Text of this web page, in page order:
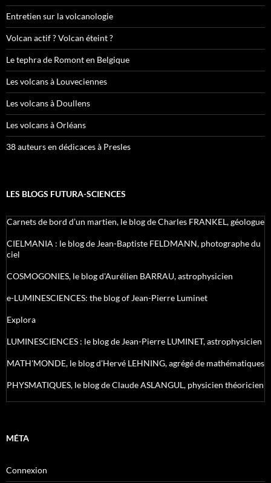
Entretien sur la volcanologie
Volcan actif ? Volcan éteint ?
Le tephra de Romont en Belgique
Les volcans à Louveciennes
Les volcans à Doullens
Les volcans à Orléans
38 auteurs en dédicaces à Presles
LES BLOGS FUTURA-SCIENCES
Carnets de bord d’un martien, le blog de Charles FRANKEL, géologue
CIELMANIA : le blog de Jean-Baptiste FELDMANN, photographe du
ciel
COSMOGONIES, le blog d'Aurélien BARRAU, astrophysicien
e-LUMINESCIENCES: the blog of Jean-Pierre Luminet
Explora
LUMINESCIENCES : le blog de Jean-Pierre LUMINET, astrophysicien
MATH'MONDE, le blog d'Hervé LEHNING, agrégé de mathématiques
PHYSMATIQUES, le blog de Claude ASLANGUL, physicien théoricien
MÉTA
Connexion